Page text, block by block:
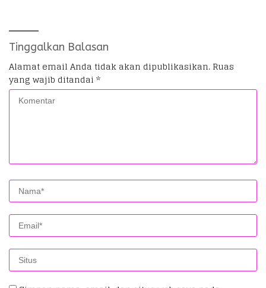
Tinggalkan Balasan
Alamat email Anda tidak akan dipublikasikan. Ruas
yang wajib ditandai *